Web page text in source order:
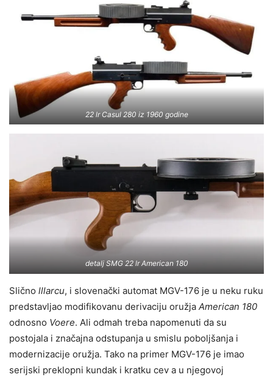
22 lr Casul 280 iz 1960 godine
detalj SMG 22 lr American 180
Slično lllarcu, i slovenački automat MGV-176 je u neku ruku
predstavljao modifikovanu derivaciju oružja American 180
odnosno Voere. Ali odmah treba napomenuti da su
postojala i značajna odstupanja u smislu poboljšanja i
modernizacije oružja. Tako na primer MGV-176 je imao
serijski preklopni kundak i kratku cev a u njegovoj